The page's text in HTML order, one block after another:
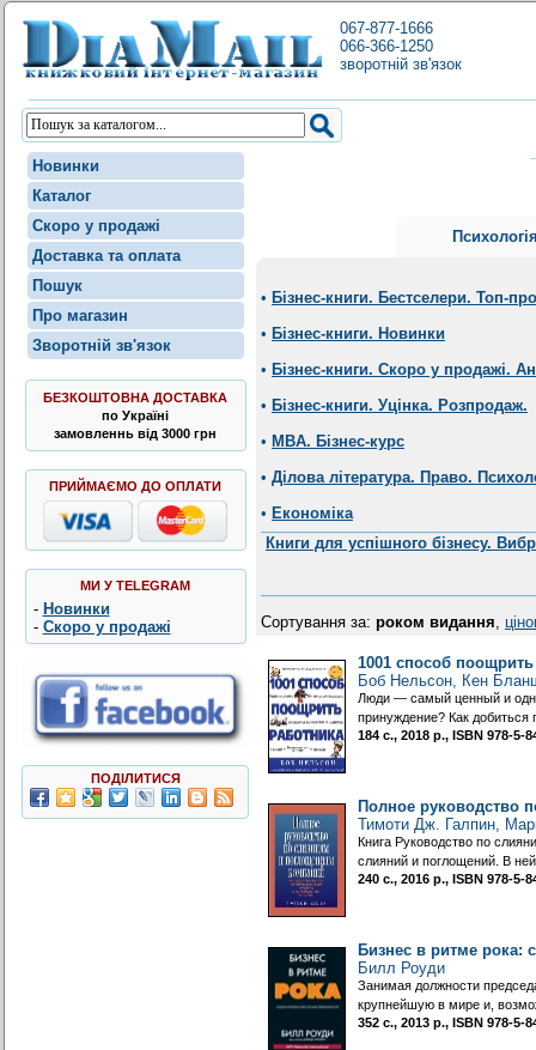
067-877-1666
066-366-1250
зворотній зв'язок
Новинки
Каталог
Скоро у продажі
Доставка та оплата
Пошук
Про магазин
Зворотній зв'язок
БЕЗКОШТОВНА ДОСТАВКА
по Україні
замовленнь від 3000 грн
ПРИЙМАЄМО ДО ОПЛАТИ
МИ У TELEGRAM
- Новинки
- Скоро у продажі
ПОДІЛИТИСЯ
• Бізнес-книги. Бестселери. Топ-
• Бізнес-книги. Новинки
• Бізнес-книги. Скоро у продажі.
• Бізнес-книги. Уцінка. Розпродаж.
• MBA. Бізнес-курс
• Ділова література. Право.
• Економіка
Книги для успішного бізнесу.
Сортування за: роком видання,
1001 способ
Боб Нельсон, Кен
Люди — самый ценный и
принуждение? Как добиться
184 с., 2018 р., ISBN 978-5-
Полное руководство
Тимоти Дж. Галпин,
Книга Руководство по
слияний и поглощений. В
240 с., 2016 р., ISBN 978-5-
Бизнес в ритме рока:
Билл Роуди
Занимая должности
крупнейшую в мире и,
352 с., 2013 р., ISBN 978-5-